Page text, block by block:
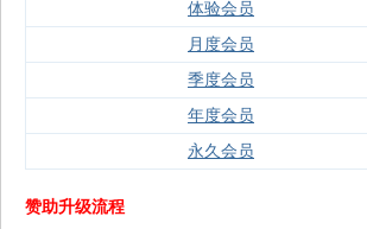
体验会员
月度会员
季度会员
年度会员
永久会员
赞助升级流程